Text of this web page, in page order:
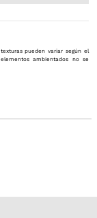
pueden variar según el
ambientados no se